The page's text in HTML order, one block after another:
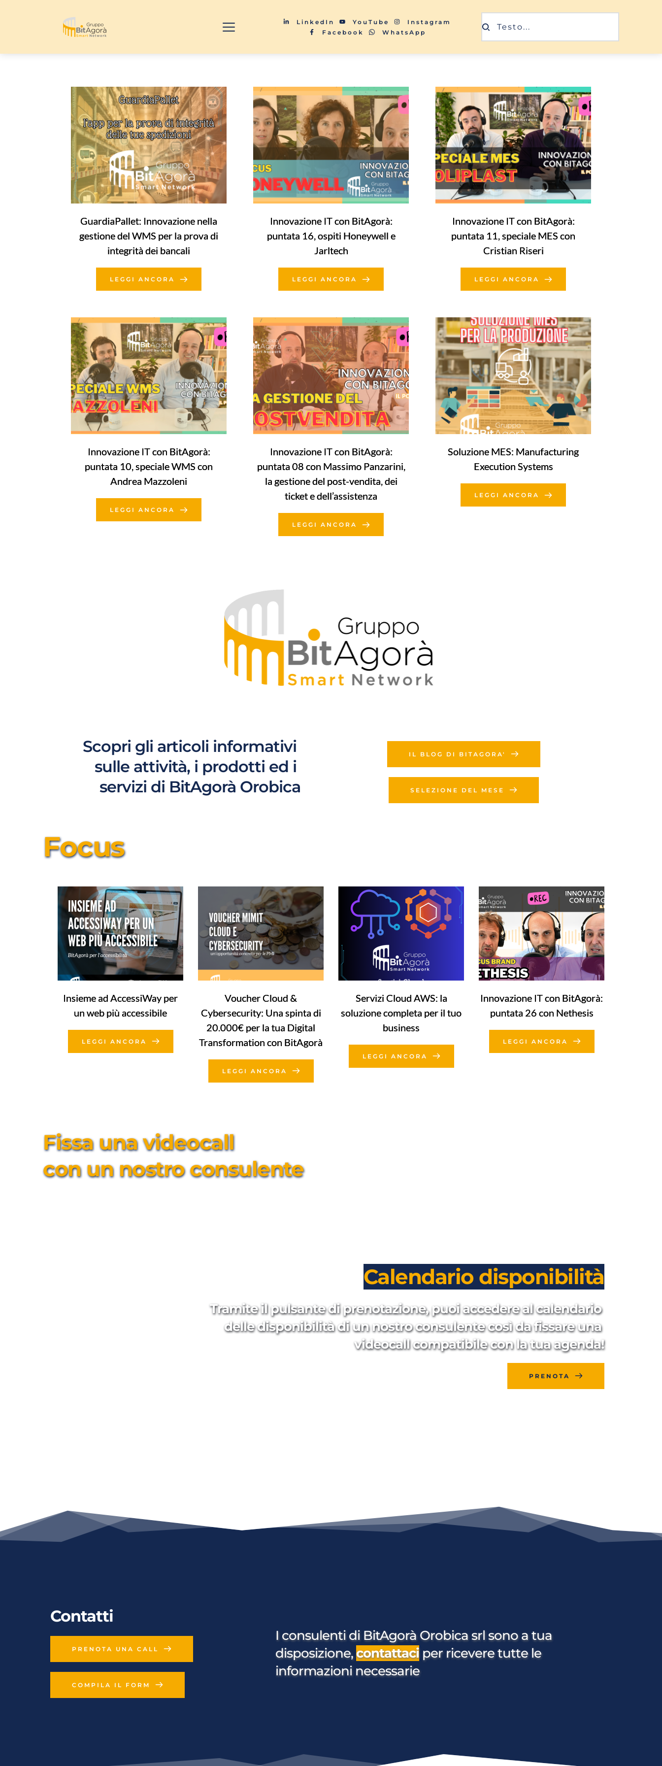
LinkedIn YouTube
Instagram
Facebook
WhatsApp Testo...
GuardiaPallet: Innovazione nella
gestione del WMS per la prova di
integrità dei bancali
LEGGI ANCORA
Innovazione IT con BitAgorà:
puntata 16, ospiti Honeywell e
Jarltech
LEGGI ANCORA
Innovazione IT con BitAgorà:
puntata 11, speciale MES con
Cristian Riseri
LEGGI ANCORA
Innovazione IT con BitAgorà:
puntata 10, speciale WMS con
Andrea Mazzoleni
LEGGI ANCORA
Innovazione IT con BitAgorà:
puntata 08 con Massimo Panzarini,
la gestione del post-vendita, dei
ticket e dell’assistenza
LEGGI ANCORA
Soluzione MES: Manufacturing
Execution Systems
LEGGI ANCORA
Scopri gli articoli informativi
sulle attività, i prodotti ed i
servizi di BitAgorà Orobica
IL BLOG DI BITAGORA'
SELEZIONE DEL MESE
Focus
Insieme ad AccessiWay per
un web più accessibile
LEGGI ANCORA
Voucher Cloud &
Cybersecurity: Una spinta di
20.000€ per la tua Digital
Transformation con BitAgorà
LEGGI ANCORA
Servizi Cloud AWS: la
soluzione completa per il tuo
business
LEGGI ANCORA
Innovazione IT con BitAgorà:
puntata 26 con Nethesis
LEGGI ANCORA
Fissa una videocall
con un nostro consulente
Calendario disponibilità
Tramite il pulsante di prenotazione, puoi accedere al calendario
delle disponibilità di un nostro consulente così da fissare una
videocall compatibile con la tua agenda!
PRENOTA
Contatti
PRENOTA UNA CALL
COMPILA IL FORM
I consulenti di BitAgorà Orobica srl sono a tua
disposizione, contattaci per ricevere tutte le
informazioni necessarie